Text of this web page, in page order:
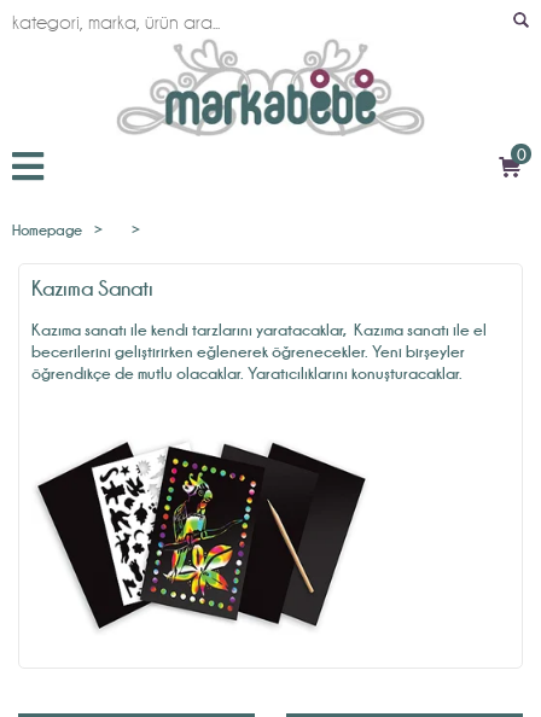
0
Homepage > >
Kazıma Sanatı
Kazıma sanatı ile kendi tarzlarını yaratacaklar, Kazıma sanatı ile el
becerilerini geliştirirken eğlenerek öğrenecekler. Yeni birşeyler
öğrendikçe de mutlu olacaklar. Yaratıcılıklarını konuşturacaklar.